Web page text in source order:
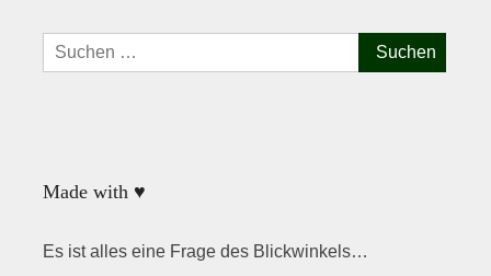
Suchen
nach:
Made with ♥
Es ist alles eine Frage des Blickwinkels…